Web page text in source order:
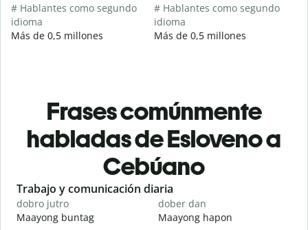
# Hablantes como segundo
idioma
Más de 0,5 millones
# Hablantes como segundo
idioma
Más de 0,5 millones
Frases comúnmente
habladas de Esloveno a
Cebúano
Slide 1 of 6
Trabajo y comunicación diaria
dobro jutro
Maayong buntag
dober dan
Maayong hapon